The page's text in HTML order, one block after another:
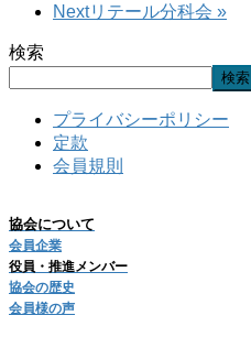
Nextリテール分科会 »
検索
検索
プライバシーポリシー
定款
会員規則
協会について
会員企業
役員・推進メンバー
協会の歴史
会員様の声